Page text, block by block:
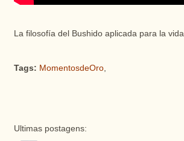
La filosofía del Bushido aplicada para la vida.
Tags: MomentosdeOro,
Ultimas postagens: